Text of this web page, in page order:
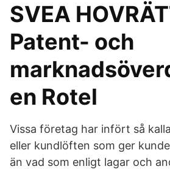
SVEA
Patent- och
en Rotel
Vissa företag har infört så
eller kundlöften som ger
än vad som enligt lagar och